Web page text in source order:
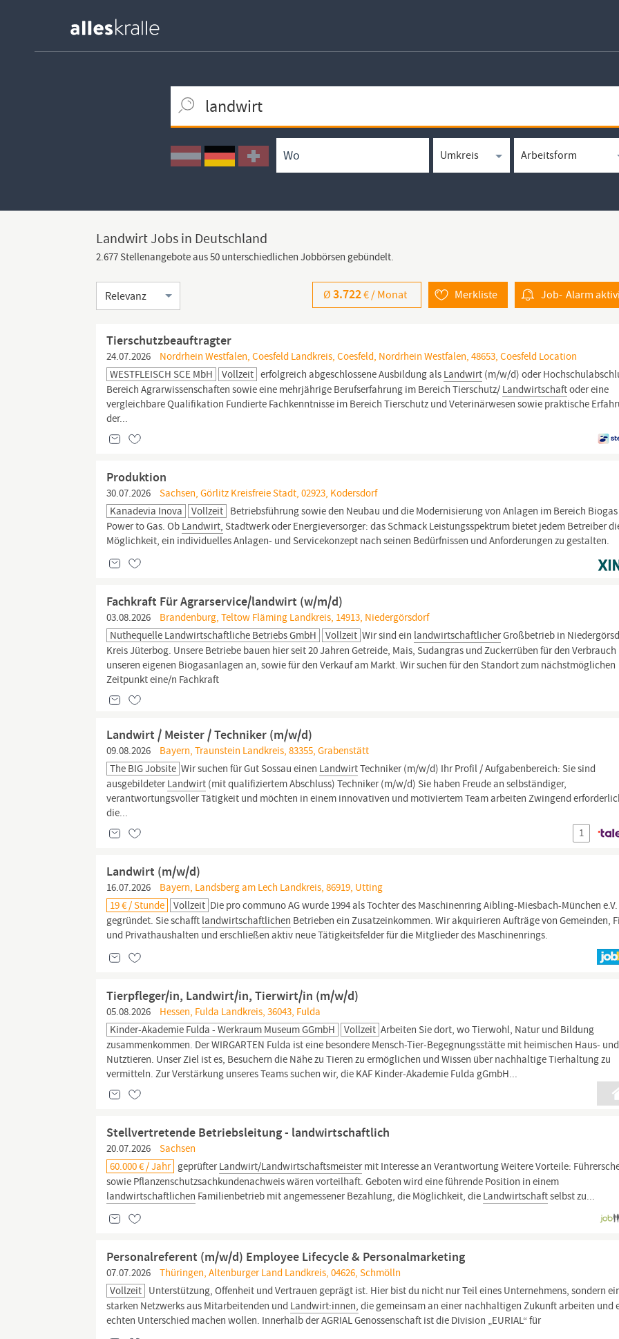
Ortssuche
Umkreissuche
Arbeitsform
Landwirt Jobs in Deutschland
2.677 Stellenangebote aus 50 unterschiedlichen Jobbörsen gebündelt.
Sortierung Job- Alarm
Merkliste
Ø3.722€ / Monat
Tierschutzbeauftragter
24.07.2026
Nordrhein Westfalen, Coesfeld Landkreis, Coesfeld, Nordrhein Westfalen, 48653, Coesfeld Location
WESTFLEISCH SCE MbH
Vollzeit erfolgreich abgeschlossene Ausbildung als Landwirt (m/w/d) oder
Bereich Agrarwissenschaften sowie eine mehrjährige Berufserfahrung im Bereich Tierschutz/ Landwirtschaftoder eine
vergleichbare Qualifikation Fundierte Fachkenntnisse im Bereich Tierschutz und Veterinärwesen sowie praktische
der...
Produktion
30.07.2026
Sachsen, Görlitz Kreisfreie Stadt, 02923, Kodersdorf
Kanadevia Inova
Vollzeit Betriebsführung sowie den Neubau und die Modernisierung von Anlagen im Bereich
Power to Gas. Ob Landwirt, Stadtwerk oder Energieversorger: das Schmack Leistungsspektrum bietet jedem Betreiber
Möglichkeit, ein individuelles Anlagen- und Servicekonzept nach seinen Bedürfnissen und Anforderungen zu gestalten.
Fachkraft Für Agrarservice/landwirt (w/m/d)
03.08.2026
Brandenburg, Teltow Fläming Landkreis, 14913, Niedergörsdorf
Nuthequelle Landwirtschaftliche Betriebs GmbH
Vollzeit Wir sind ein landwirtschaftlicherGroßbetrieb in
Kreis Jüterbog. Unsere Betriebe bauen hier seit 20 Jahren Getreide, Mais, Sudangras und Zuckerrüben für den Verbrauch
unseren eigenen Biogasanlagen an, sowie für den Verkauf am Markt. Wir suchen für den Standort zum nächstmöglichen
Zeitpunkt eine/n Fachkraft
Landwirt / Meister / Techniker (m/w/d)
09.08.2026
Bayern, Traunstein Landkreis, 83355, Grabenstätt
The BIG Jobsite Wir suchen für Gut Sossau einen LandwirtTechniker (m/w/d) Ihr Profil / Aufgabenbereich: Sie sind
ausgebildeterLandwirt (mit qualifiziertem Abschluss) Techniker (m/w/d) Sie haben Freude an selbständiger,
verantwortungsvoller Tätigkeit und möchten in einem innovativen und motiviertem Team arbeiten Zwingend
die...
1
Landwirt (m/w/d)
16.07.2026
Bayern, Landsberg am Lech Landkreis, 86919, Utting
19 € / Stunde
Vollzeit Die pro communo AG wurde 1994 als Tochter des Maschinenring Aibling-Miesbach-München e.V.
gegründet. Sie schafft landwirtschaftlichen Betrieben ein Zusatzeinkommen. Wir akquirieren Aufträge von Gemeinden,
und Privathaushalten und erschließen aktiv neue Tätigkeitsfelder für die Mitglieder des Maschinenrings.
Tierpfleger/in, Landwirt/in, Tierwirt/in (m/w/d)
05.08.2026
Hessen, Fulda Landkreis, 36043, Fulda
Kinder-Akademie Fulda - Werkraum Museum GGmbH
Vollzeit Arbeiten Sie dort, wo Tierwohl, Natur und Bildung
zusammenkommen. Der WIRGARTEN Fulda ist eine besondere Mensch-Tier-Begegnungsstätte mit heimischen Haus- und
Nutztieren. Unser Ziel ist es, Besuchern die Nähe zu Tieren zu ermöglichen und Wissen über nachhaltige Tierhaltung zu
vermitteln. Zur Verstärkung unseres Teams suchen wir, die KAF Kinder-Akademie Fulda gGmbH...
Stellvertretende Betriebsleitung - landwirtschaftlich
20.07.2026
Sachsen
60.000 € / Jahr geprüfterLandwirt/Landwirtschaftsmeistermit Interesse an Verantwortung Weitere Vorteile:
sowie Pflanzenschutzsachkundenachweis wären vorteilhaft. Geboten wird eine führende Position in einem
landwirtschaftlichen Familienbetrieb mit angemessener Bezahlung, die Möglichkeit, die Landwirtschaftselbst zu...
Personalreferent (m/w/d) Employee Lifecycle & Personalmarketing
07.07.2026
Thüringen, Altenburger Land Landkreis, 04626, Schmölln
Vollzeit Unterstützung, Offenheit und Vertrauen geprägt ist. Hier bist du nicht nur Teil eines Unternehmens, sondern
starken Netzwerks aus Mitarbeitenden und Landwirt:innen, die gemeinsam an einer nachhaltigen Zukunft arbeiten und
echten Unterschied machen wollen. Innerhalb der AGRIAL Genossenschaft ist die Division „EURIAL“ für